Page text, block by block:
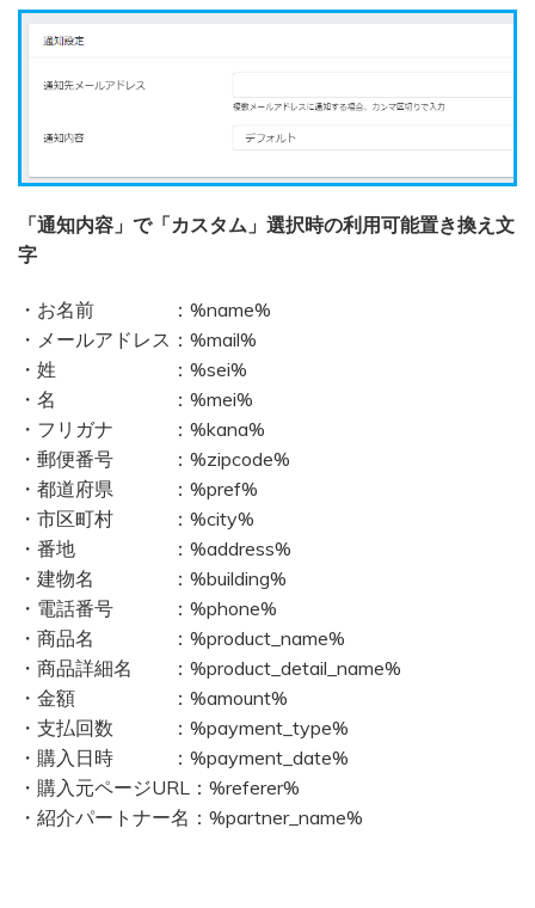
「通知内容」で「カスタム」選択時の利用可能置き換え文
字
・お名前 ：%name%
・メールアドレス：%mail%
・姓 ：%sei%
・名 ：%mei%
・フリガナ ：%kana%
・郵便番号 ：%zipcode%
・都道府県 ：%pref%
・市区町村 ：%city%
・番地 ：%address%
・建物名 ：%building%
・電話番号 ：%phone%
・商品名 ：%product_name%
・商品詳細名 ：%product_detail_name%
・金額 ：%amount%
・支払回数 ：%payment_type%
・購入日時 ：%payment_date%
・購入元ページURL：%referer%
・紹介パートナー名：%partner_name%